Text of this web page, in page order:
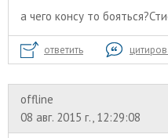
а чего консу то
ответить
offline
08 авг. 2015 г., 12:29:08